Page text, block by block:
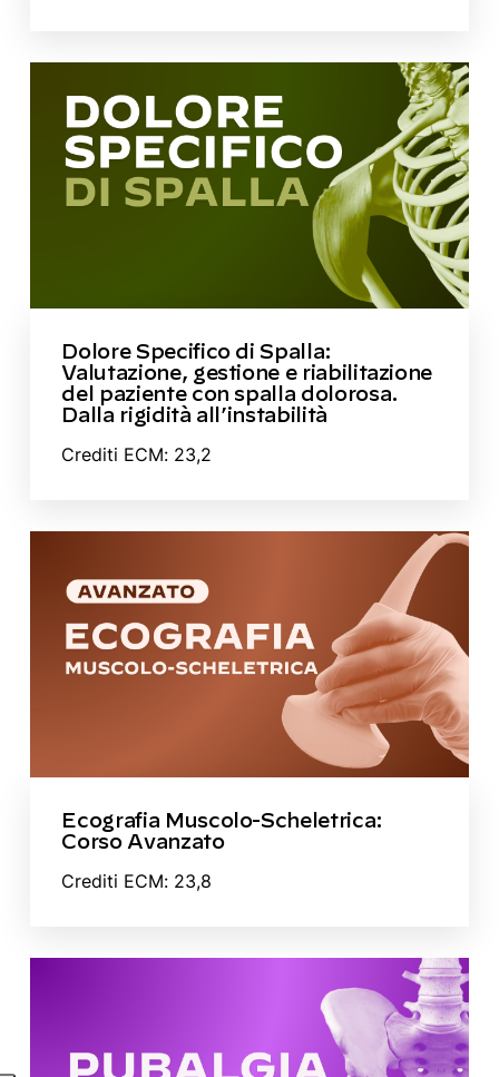
Dolore Specifico di Spalla:
Valutazione, gestione e riabilitazione
del paziente con spalla dolorosa.
Dalla rigidità all’instabilità
Crediti ECM: 23,2
Ecografia Muscolo-Scheletrica:
Corso Avanzato
Crediti ECM: 23,8